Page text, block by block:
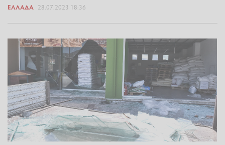
ΕΛΛΆΔΑ 28.07.2023 18:36